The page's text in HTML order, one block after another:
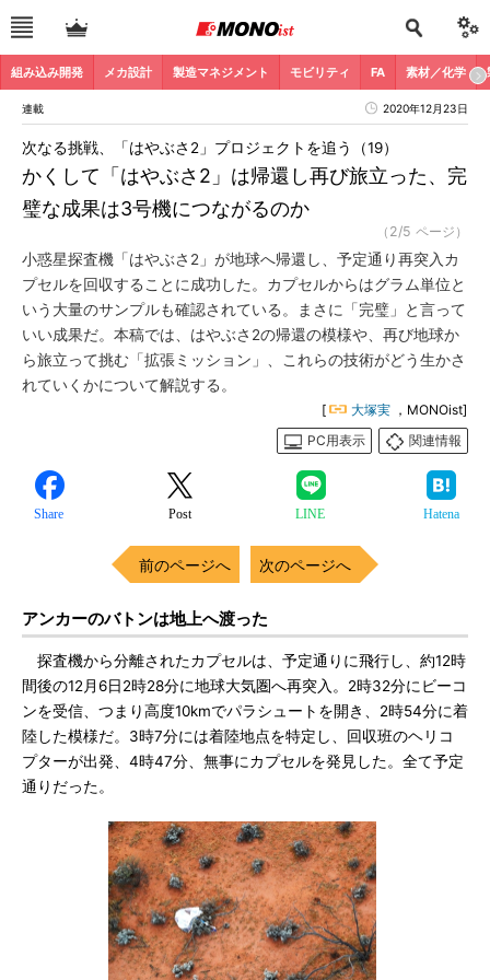
組み込み開発 メカ設計 製造マネジメント モビリティ FA 素材／化学
連載 2020年12月23日
かくして「はやぶさ2」は帰還し再び旅立った、完
璧な成果は3号機につながるのか
次なる挑戦、「はやぶさ2」プロジェクトを追う（19）
（2/5 ページ）
小惑星探査機「はやぶさ2」が地球へ帰還し、予定通り再突入カ
プセルを回収することに成功した。カプセルからはグラム単位と
いう大量のサンプルも確認されている。まさに「完璧」と言って
いい成果だ。本稿では、はやぶさ2の帰還の模様や、再び地球か
ら旅立って挑む「拡張ミッション」、これらの技術がどう生かさ
れていくかについて解説する。
[ 大塚実 ，MONOist]
PC用表示
関連情報
Share Post LINE Hatena
前のページへ 次のページへ
アンカーのバトンは地上へ渡った
探査機から分離されたカプセルは、予定通りに飛行し、約12時
間後の12月6日2時28分に地球大気圏へ再突入。2時32分にビーコ
ンを受信、つまり高度10kmでパラシュートを開き、2時54分に着
陸した模様だ。3時7分には着陸地点を特定し、回収班のヘリコ
プターが出発、4時47分、無事にカプセルを発見した。全て予定
通りだった。